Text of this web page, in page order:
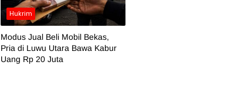
Hukrim
Modus Jual Beli Mobil Bekas,
Pria di Luwu Utara Bawa Kabur
Uang Rp 20 Juta